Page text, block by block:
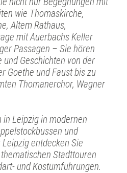
wie Thomaskirche,
Altem Rathaus,
mit Auerbachs Keller
Passagen – Sie hören
Geschichten von der
Goethe und Faust bis zu
Thomanerchor, Wagner
Leipzig in modernen
und
entdecken Sie
Stadttouren
und Kostümführungen.